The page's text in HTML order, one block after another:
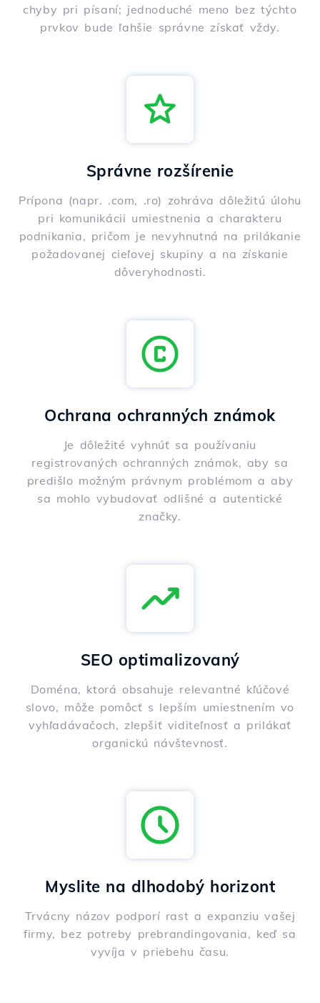
chyby pri písaní; jednoduché meno bez týchto
prvkov bude ľahšie správne získať vždy.
Správne rozšírenie
Prípona (napr. .com, .ro) zohráva dôležitú úlohu
pri komunikácii umiestnenia a charakteru
podnikania, pričom je nevyhnutná na prilákanie
požadovanej cieľovej skupiny a na získanie
dôveryhodnosti.
Ochrana ochranných známok
Je dôležité vyhnúť sa používaniu
registrovaných ochranných známok, aby sa
predišlo možným právnym problémom a aby
sa mohlo vybudovať odlišné a autentické
značky.
SEO optimalizovaný
Doména, ktorá obsahuje relevantné kľúčové
slovo, môže pomôcť s lepším umiestnením vo
vyhľadávačoch, zlepšiť viditeľnosť a prilákať
organickú návštevnosť.
Myslite na dlhodobý horizont
Trvácny názov podporí rast a expanziu vašej
firmy, bez potreby prebrandingovania, keď sa
vyvíja v priebehu času.